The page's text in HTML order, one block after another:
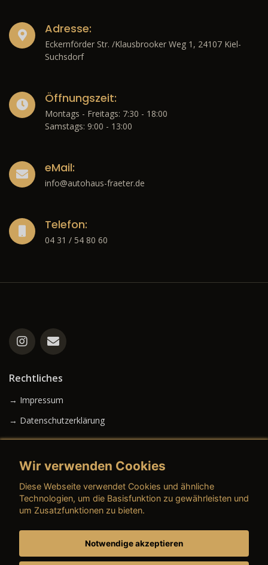
Adresse:
Eckernförder Str. /Klausbrooker Weg 1, 24107 Kiel-
Suchsdorf
Öffnungszeit:
Montags - Freitags: 7:30 - 18:00
Samstags: 9:00 - 13:00
eMail:
info@autohaus-fraeter.de
Telefon:
04 31 / 54 80 60
Rechtliches
→ Impressum
→ Datenschutzerklärung
→ AGB (Gebrauchtwagen)
→ AGB (Teile & Zubehör)
Wir verwenden Cookies
Diese Webseite verwendet Cookies und ähnliche
Technologien, um die Basisfunktion zu gewährleisten und
um Zusatzfunktionen zu bieten.
Notwendige akzeptieren